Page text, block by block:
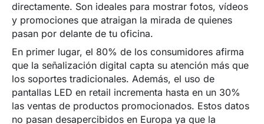
directamente. Son ideales para mostrar fotos, vídeos
y promociones que atraigan la mirada de quienes
pasan por delante de tu oficina.
En primer lugar, el 80% de los consumidores afirma
que la señalización digital capta su atención más que
los soportes tradicionales. Además, el uso de
pantallas LED en retail incrementa hasta en un 30%
las ventas de productos promocionados. Estos datos
no pasan desapercibidos en Europa ya que la